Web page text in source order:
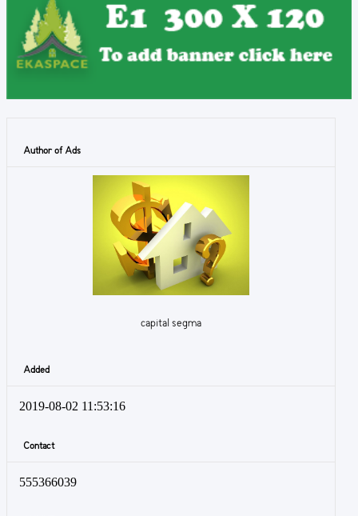
Author of Ads
capital segma
Added
2019-08-02 11:53:16
Contact
555366039